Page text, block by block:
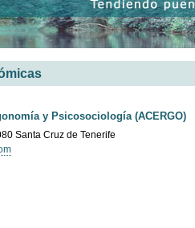
y Psicosociología (ACERGO)
Santa Cruz de Tenerife